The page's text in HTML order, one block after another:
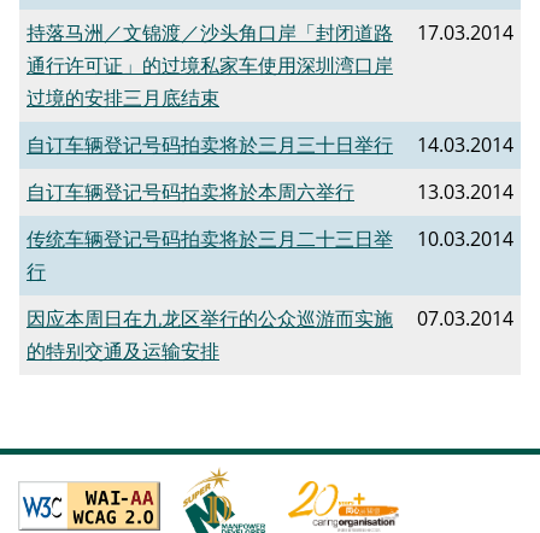
持落马洲／文锦渡／沙头角口岸「封闭道路
通行许可证」的过境私家车使用深圳湾口岸
过境的安排三月底结束
17.03.2014
自订车辆登记号码拍卖将於三月三十日举行
14.03.2014
自订车辆登记号码拍卖将於本周六举行
13.03.2014
传统车辆登记号码拍卖将於三月二十三日举
行
10.03.2014
因应本周日在九龙区举行的公众巡游而实施
的特别交通及运输安排
07.03.2014